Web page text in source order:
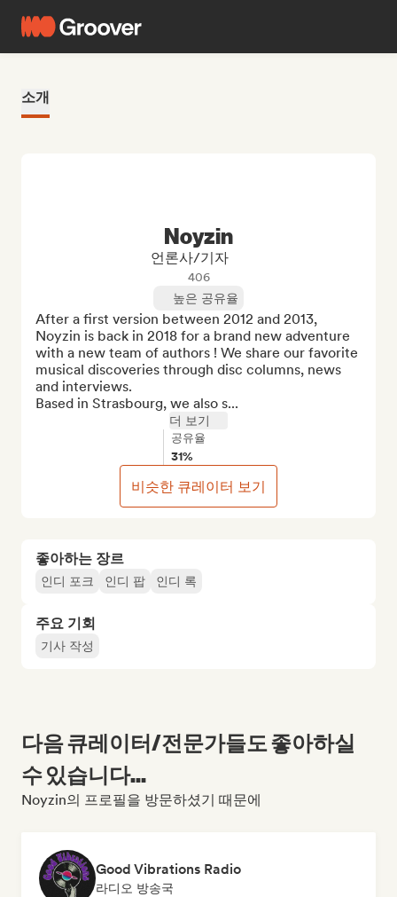
소개
좋아하는 장르
인디 포크 인디 팝 인디 록
주요 기회
기사 작성
Noyzin
언론사/기자
406
높은 공유율
After a first version between 2012 and 2013,
Noyzin is back in 2018 for a brand new adventure
with a new team of authors ! We share our favorite
musical discoveries through disc columns, news
and interviews.
Based in Strasbourg, we also s...
더 보기
공유율
31%
비슷한 큐레이터 보기
다음 큐레이터/전문가들도 좋아하실
수 있습니다...
Noyzin의 프로필을 방문하셨기 때문에
Good Vibrations Radio
라디오 방송국